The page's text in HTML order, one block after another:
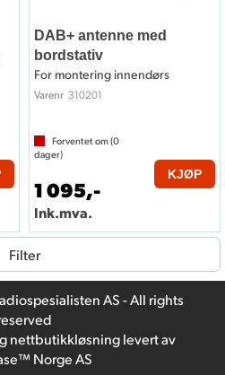
DAB+ antenne med
bordstativ
For montering innendørs
Varenr 310201
Forventet om (0
dager)
1 095,-
Ink.mva.
KJØP
Filter
AS - All rights
nettbutikkløsninglevert av
Norge AS